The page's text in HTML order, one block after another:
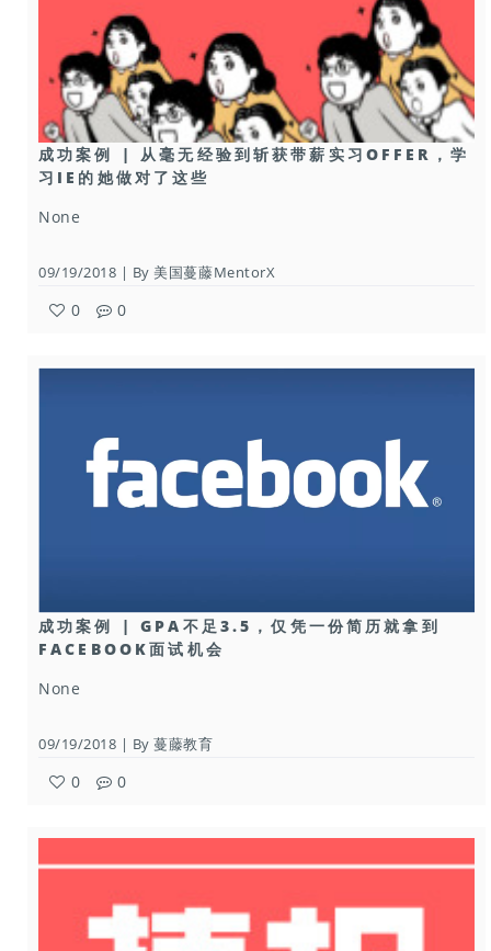
成功案例 | 从毫无经验到斩获带薪实习OFFER，学
习IE的她做对了这些
None
09/19/2018 | By 美国蔓藤MentorX
0 0
成功案例 | GPA不足3.5，仅凭一份简历就拿到
FACEBOOK面试机会
None
09/19/2018 | By 蔓藤教育
0 0